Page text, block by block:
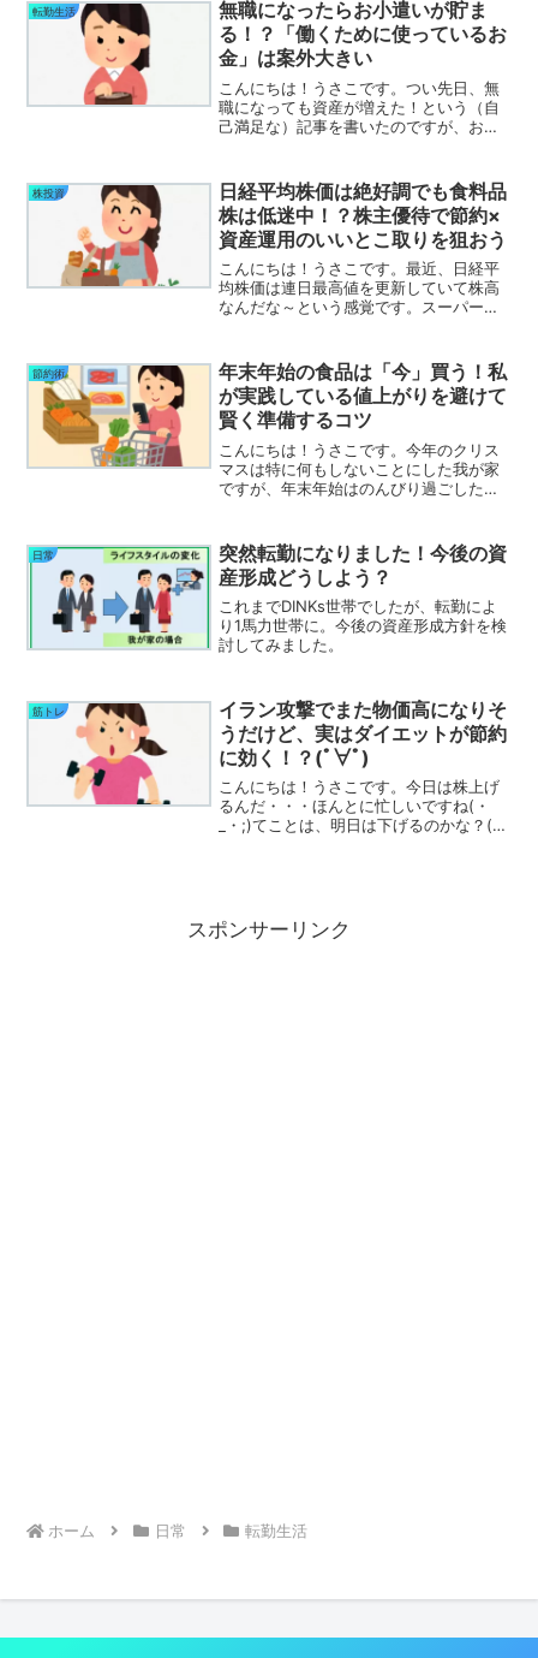
転勤生活
無職になったらお小遣いが貯ま
る！？「働くために使っているお
金」は案外大きい
こんにちは！うさこです。つい先日、無
職になっても資産が増えた！という（自
己満足な）記事を書いたのですが、お小
活をしている・・・！日常的な生活費は
普通に使います。食料品とか...
株投資
日経平均株価は絶好調でも食料品
株は低迷中！？株主優待で節約×
資産運用のいいとこ取りを狙おう
こんにちは！うさこです。最近、日経平
均株価は連日最高値を更新していて株高
なんだな～という感覚です。スーパーで
料品関連の株価が少し元気がないんで
す。最近の株高はAI...
節約術
年末年始の食品は「今」買う！私
が実践している値上がりを避けて
賢く準備するコツ
こんにちは！うさこです。今年のクリス
マスは特に何もしないことにした我が家
ですが、年末年始はのんびり過ごしたい
品が一気に高くなるから！(´;ω;｀)我が家
も家計管理をして...
日常
突然転勤になりました！今後の資
産形成どうしよう？
これまでDINKs世帯でしたが、転勤によ
り1馬力世帯に。今後の資産形成方針を検
討してみました。
筋トレ
イラン攻撃でまた物価高になりそ
うだけど、実はダイエットが節約
に効く！？(ﾟ∀ﾟ)
こんにちは！うさこです。今日は株上げ
るんだ・・・ほんとに忙しいですね(・
_・;)てことは、明日は下げるのかな？(ﾟ
スポンサーリンク
ホーム 日常 転勤生活